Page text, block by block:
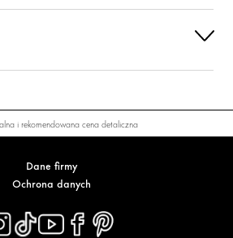
i rekomendowana cena detaliczna
Dane firmy
Ochrona danych